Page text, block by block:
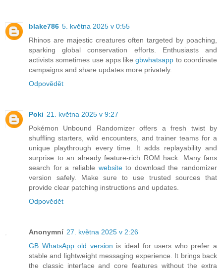
blake786 5. května 2025 v 0:55
Rhinos are majestic creatures often targeted by poaching,
sparking global conservation efforts. Enthusiasts and
activists sometimes use apps likegbwhatsapp to coordinate
campaigns and share updates more privately.
Odpovědět
Poki 21. května 2025 v 9:27
Pokémon Unbound Randomizer offers a fresh twist by
shuffling starters, wild encounters, and trainer teams for a
unique playthrough every time. It adds replayability and
surprise to an already feature-rich ROM hack. Many fans
search for a reliable websiteto download the randomizer
version safely. Make sure to use trusted sources that
provide clear patching instructions and updates.
Odpovědět
Anonymní 27. května 2025 v 2:26
GB WhatsApp old version is ideal for users who prefer a
stable and lightweight messaging experience. It brings back
the classic interface and core features without the extra